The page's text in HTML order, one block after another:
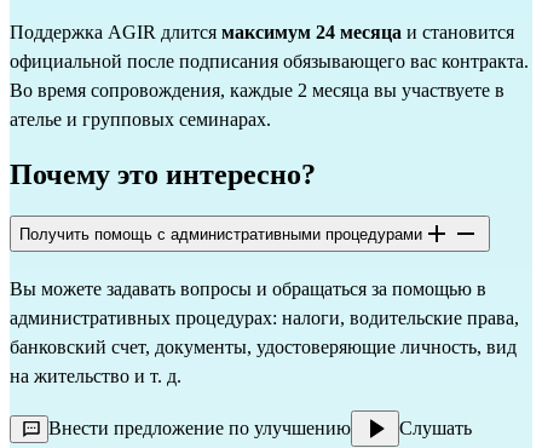
Поддержка AGIR длится максимум 24 месяца и становится
официальной после подписания обязывающего вас контракта.
Во время сопровождения, каждые 2 месяца вы участвуете в
ателье и групповых семинарах.
Почему это интересно?
Получить помощь с административными процедурами
Вы можете задавать вопросы и обращаться за помощью в
административных процедурах: налоги, водительские права,
банковский счет, документы, удостоверяющие личность, вид
на жительство и т. д.
Внести предложение по улучшению Слушать